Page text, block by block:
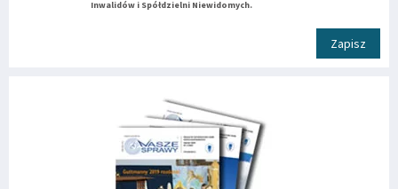
Inwalidów i Spółdzielni Niewidomych.
Zapisz